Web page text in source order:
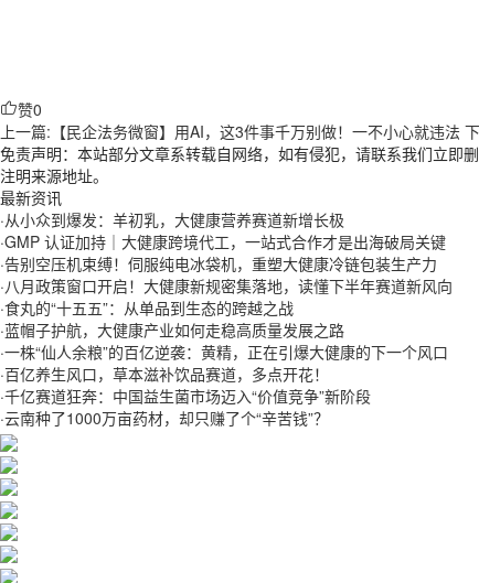
赞0
上一篇:【民企法务微窗】用AI，这3件事千万别做！一不小心就违法
免责声明：本站部分文章系转载自网络，如有侵犯，请联系我们立即
注明来源地址。
最新资讯
·从小众到爆发：羊初乳，大健康营养赛道新增长极
·GMP 认证加持｜大健康跨境代工，一站式合作才是出海破局关键
·告别空压机束缚！伺服纯电冰袋机，重塑大健康冷链包装生产力
·八月政策窗口开启！大健康新规密集落地，读懂下半年赛道新风向
·食丸的“十五五”：从单品到生态的跨越之战
·蓝帽子护航，大健康产业如何走稳高质量发展之路
·一株“仙人余粮”的百亿逆袭：黄精，正在引爆大健康的下一个风口
·百亿养生风口，草本滋补饮品赛道，多点开花！
·千亿赛道狂奔：中国益生菌市场迈入“价值竞争”新阶段
·云南种了1000万亩药材，却只赚了个“辛苦钱”？